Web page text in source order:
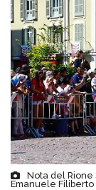
Nota del Rione
Emanuele Filiberto